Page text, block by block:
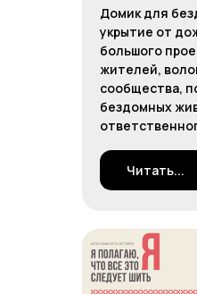
Домик для
укрытие от
большого
жителей,
сообщества,
бездомных
Читать...